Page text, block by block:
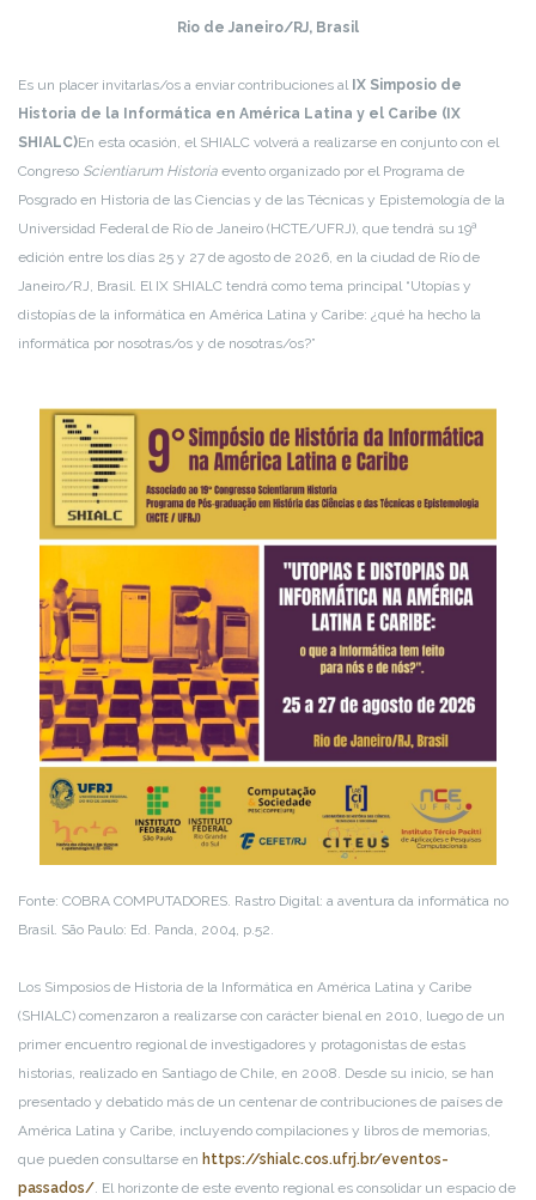
Rio de Janeiro/RJ, Brasil
Es un placer invitarlas/os a enviar contribuciones al IX Simposio de
Historia de la Informática en América Latina y el Caribe (IX
SHIALC)En esta ocasión, el SHIALC volverá a realizarse en conjunto con el
Congreso Scientiarum Historia evento organizado por el Programa de
Posgrado en Historia de las Ciencias y de las Técnicas y Epistemología de la
Universidad Federal de Río de Janeiro (HCTE/UFRJ), que tendrá su 19ª
edición entre los días 25 y 27 de agosto de 2026, en la ciudad de Río de
Janeiro/RJ, Brasil. El IX SHIALC tendrá como tema principal “Utopías y
distopías de la informática en América Latina y Caribe: ¿qué ha hecho la
informática por nosotras/os y de nosotras/os?”
Fonte: COBRA COMPUTADORES. Rastro Digital: a aventura da informática no
Brasil. São Paulo: Ed. Panda, 2004, p.52.
Los Simposios de Historia de la Informática en América Latina y Caribe
(SHIALC) comenzaron a realizarse con carácter bienal en 2010, luego de un
primer encuentro regional de investigadores y protagonistas de estas
historias, realizado en Santiago de Chile, en 2008. Desde su inicio, se han
presentado y debatido más de un centenar de contribuciones de países de
América Latina y Caribe, incluyendo compilaciones y libros de memorias,
que pueden consultarse en https://shialc.cos.ufrj.br/eventos-
passados/. El horizonte de este evento regional es consolidar un espacio de